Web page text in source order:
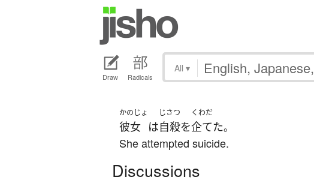
Draw Radicals
All ▾
かのじょ
彼女 は
じさつ
自殺を
くわだ
企てた。
She attempted suicide.
Discussions